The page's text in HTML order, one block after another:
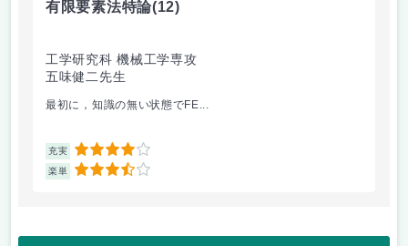
有限要素法特論(12)
工学研究科 機械工学専攻
五味健二先生
最初に，知識の無い状態でFE...
充実 4
楽単 3.5